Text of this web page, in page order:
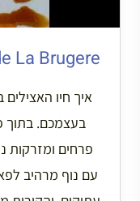
La Brugere
איך חיו
בעצמכם. בתוך
פרחים